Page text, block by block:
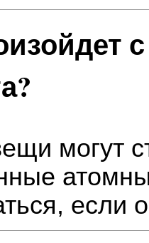
могут
если